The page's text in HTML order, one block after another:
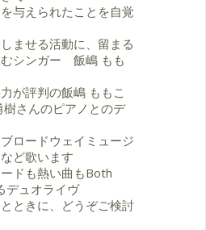
提供など、積極的に
与えられたことを自覚
ませる活動に、留まる
むシンガー 飯嶋 もも
が評判の飯嶋 ももこ
樹さんのピアノとのデ
ロードウェイミュージ
ど歌います
ドも熱い曲もBoth
デュオライヴ
ときに、どうぞご検討